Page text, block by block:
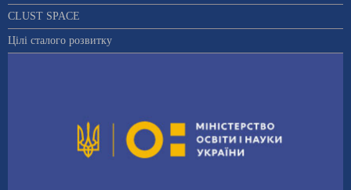
CLUST SPACE
Цілі сталого розвитку